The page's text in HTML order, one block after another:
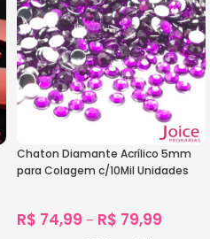
Chaton Diamante Acrílico 5mm
para Colagem c/10Mil Unidades
R$ 74,99 – R$ 79,99